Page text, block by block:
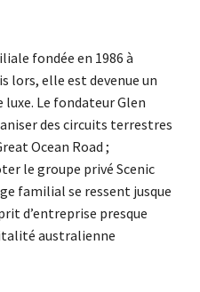
fondée en 1986 à
lors, elle est devenue un
luxe. Le fondateur Glen
des circuits terrestres
Ocean Road ;
le groupe privé Scenic
familial se ressent jusque
d’entreprise presque
australienne